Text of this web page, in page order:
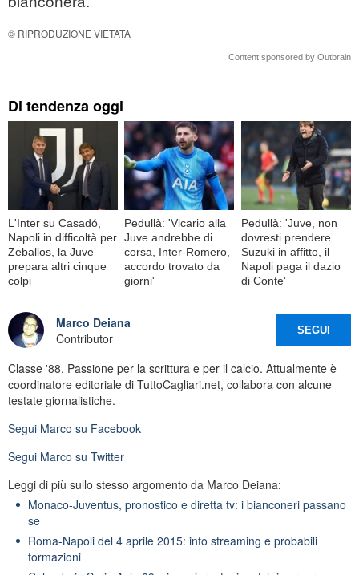
© RIPRODUZIONE VIETATA
Content sponsored by Outbrain
Di tendenza oggi
L'Inter su Casadó,
Napoli in difficoltà per
Zeballos, la Juve
prepara altri cinque
colpi
Pedullà: 'Vicario alla
Juve andrebbe di
corsa, Inter-Romero,
accordo trovato da
giorni'
Pedullà: 'Juve, non
dovresti prendere
Suzuki in affitto, il
Napoli paga il dazio
di Conte'
Marco Deiana
Contributor
SEGUI
Classe '88. Passione per la scrittura e per il calcio. Attualmente è
coordinatore editoriale di TuttoCagliari.net, collabora con alcune
testate giornalistiche.
Segui Marco su Facebook
Segui Marco su Twitter
Leggi di più sullo stesso argomento da Marco Deiana:
Monaco-Juventus, pronostico e diretta tv: i bianconeri passano
se
Roma-Napoli del 4 aprile 2015: info streaming e probabili
formazioni